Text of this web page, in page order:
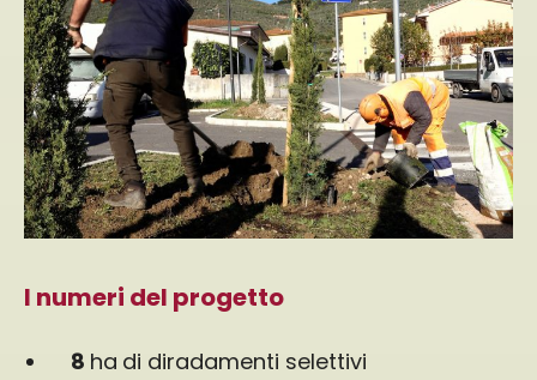
I numeri del progetto
8 ha di diradamenti selettivi